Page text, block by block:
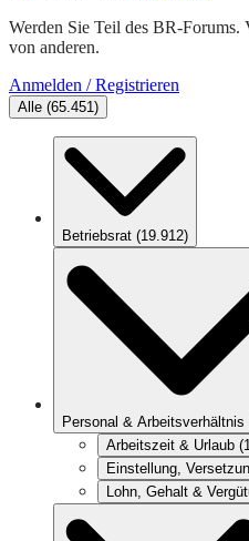
Werden Sie Teil des BR-Forums.
von anderen.
Anmelden / Registrieren
Alle (65.451)
Betriebsrat (19.912)
Personal & Arbeitsverhältnis
Arbeitszeit & Urlaub (
Einstellung,
Lohn, Gehalt &